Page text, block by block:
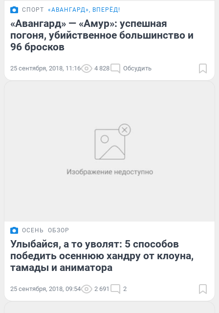
СПОРТ «АВАНГАРД», ВПЕРЁД!
«Авангард» — «Амур»: успешная
погоня, убийственное большинство и
96 бросков
25 сентября, 2018, 11:16 4 828 Обсудить
ОСЕНЬ ОБЗОР
Улыбайся, а то уволят: 5 способов
победить осеннюю хандру от клоуна,
тамады и аниматора
25 сентября, 2018, 09:54 2 691 2